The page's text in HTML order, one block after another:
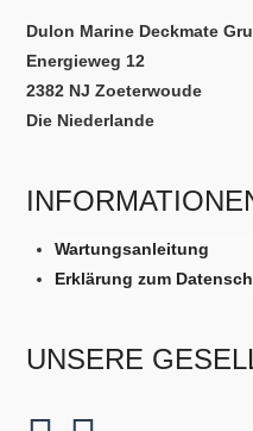
Dulon Marine Deckmate
Energieweg 12
2382 NJ Zoeterwoude
Die Niederlande
Wartungsanleitung
Erklärung zum
UNSERE